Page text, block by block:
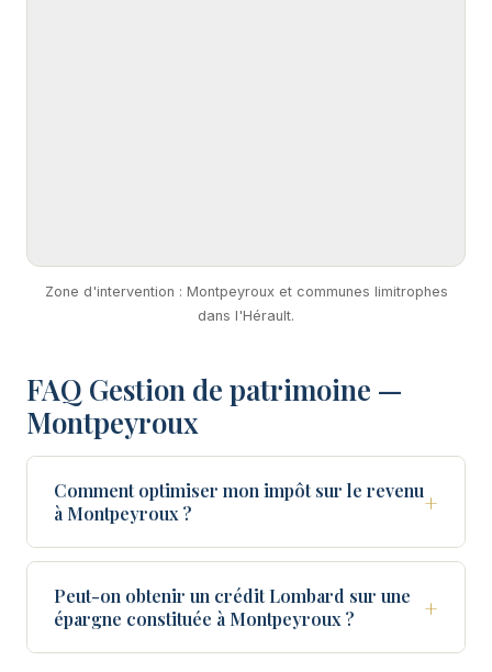
Zone d'intervention : Montpeyroux et communes limitrophes
dans l'Hérault.
FAQ Gestion de patrimoine —
Montpeyroux
Comment optimiser mon impôt sur le revenu
à Montpeyroux ?
+
Peut-on obtenir un crédit Lombard sur une
épargne constituée à Montpeyroux ?
+